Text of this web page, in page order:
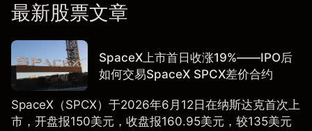
最新股票文章
SpaceX上市首日收涨19%——IPO后
如何交易SpaceX SPCX差价合约
SpaceX（SPCX）于2026年6月12日在纳斯达克首次上
市，开盘报150美元，收盘报160.95美元，较135美元